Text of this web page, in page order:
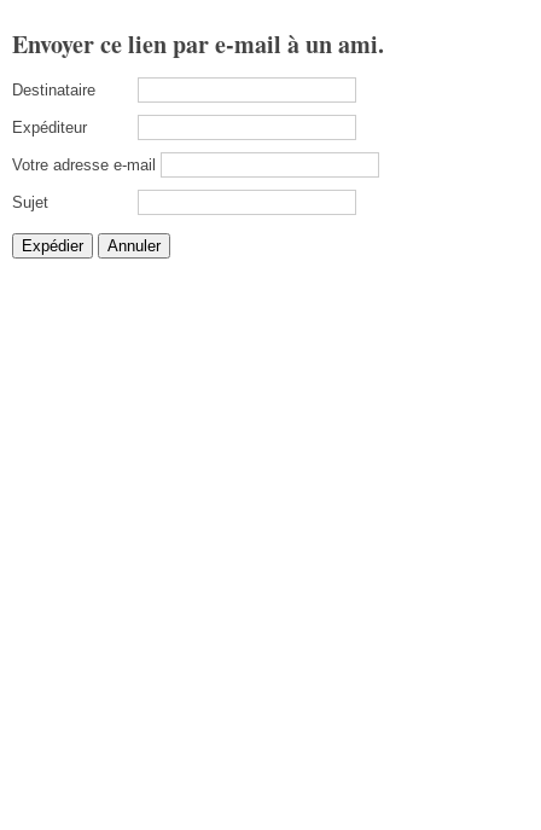
Envoyer ce lien par e-mail à un ami.
Destinataire
Expéditeur
Votre adresse e-mail
Sujet
Expédier Annuler